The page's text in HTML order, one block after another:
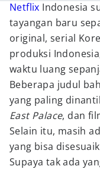
Netflix Indonesia
tayangan baru
original, serial
produksi
waktu luang
Beberapa judul
yang paling
East Palace, dan
Selain itu, masih
yang bisa
Supaya tak ada